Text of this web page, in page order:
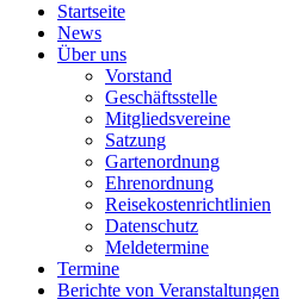
Startseite
News
Über uns
Vorstand
Geschäftsstelle
Mitgliedsvereine
Satzung
Gartenordnung
Ehrenordnung
Reisekostenrichtlinien
Datenschutz
Meldetermine
Termine
Berichte von Veranstaltungen